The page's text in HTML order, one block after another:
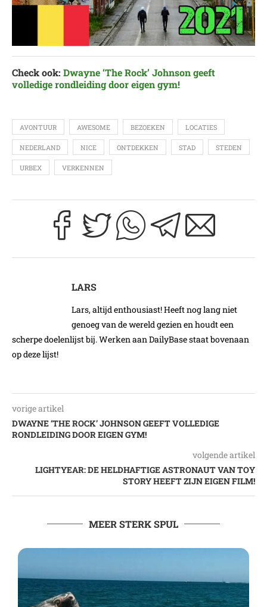
Check ook: Dwayne ‘The Rock’ Johnson geeft
volledige rondleiding door eigen gym!
AVONTUUR AWESOME BEZOEKEN LOCATIES
NEDERLAND NICE ONTDEKKEN STAD STEDEN
URBEX VERKENNEN
LARS
Lars, altijd enthousiast! Heeft nog lang niet
genoeg van de wereld gezien en houdt een
scherpe doelenlijst bij. Werken aan DailyBase staat bovenaan
op deze lijst!
vorige artikel
DWAYNE ‘THE ROCK’ JOHNSON GEEFT VOLLEDIGE
RONDLEIDING DOOR EIGEN GYM!
volgende artikel
LIGHTYEAR: DE HELDHAFTIGE ASTRONAUT VAN TOY
STORY HEEFT ZIJN EIGEN FILM!
MEER STERK SPUL